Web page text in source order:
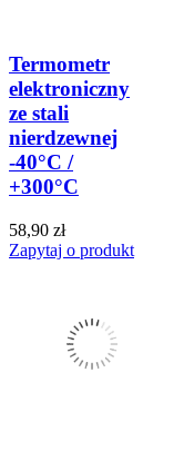
Termometr
elektroniczny
ze stali
nierdzewnej
-40°C /
+300°C
58,90 zł
Zapytaj o produkt